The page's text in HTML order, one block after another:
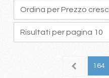
163 164